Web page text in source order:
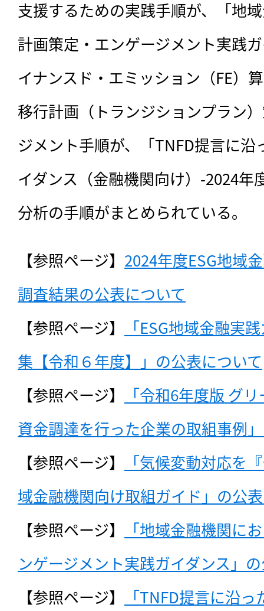
支援するための実践手順が、「地
計画策定・エンゲージメント実践
イナンスド・エミッション（FE）
移行計画（トランジションプラン
ジメント手順が、「TNFD提言に
イダンス（金融機関向け）-2024年
分析の手順がまとめられている。
【参照ページ】 2024年度ESG地域
調査結果の公表について
【参照ページ】
「ESG地域金融実
集【令和６年度】」の公表について
【参照ページ】
「令和6年度版 グ
資金調達を行った企業の取組事例
【参照ページ】
「気候変動対応を
域金融機関向け取組ガイド」の公
【参照ページ】
「地域金融機関に
ンゲージメント実践ガイダンス」
【参照ページ】
「TNFD提言に沿